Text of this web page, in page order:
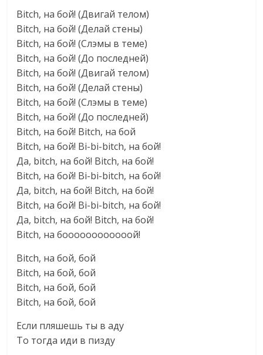
Bitch, на бой! (Двигай телом)
Bitch, на бой! (Делай стены)
Bitch, на бой! (Слэмы в теме)
Bitch, на бой! (До последней)
Bitch, на бой! (Двигай телом)
Bitch, на бой! (Делай стены)
Bitch, на бой! (Слэмы в теме)
Bitch, на бой! (До последней)
Bitch, на бой! Bitch, на бой
Bitch, на бой! Bi-bi-bitch, на бой!
Да, bitch, на бой! Bitch, на бой!
Bitch, на бой! Bi-bi-bitch, на бой!
Да, bitch, на бой! Bitch, на бой!
Bitch, на бой! Bi-bi-bitch, на бой!
Да, bitch, на бой! Bitch, на бой!
Bitch, на боооооооооооой!
Bitch, на бой, бой
Bitch, на бой, бой
Bitch, на бой, бой
Bitch, на бой, бой
Если пляшешь ты в аду
То тогда иди в пизду